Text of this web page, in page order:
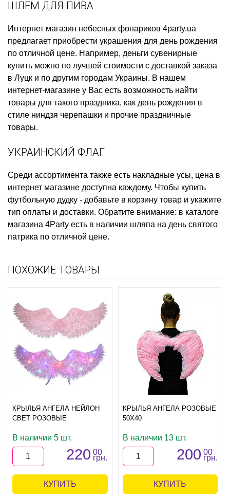
ШЛЕМ ДЛЯ ПИВА
Интернет магазин небесных фонариков 4party.ua
предлагает приобрести украшения для день рождения
по отличной цене. Например, деньги сувенирные
купить можно по лучшей стоимости с доставкой заказа
в Луцк и по другим городам Украины. В нашем
интернет-магазине у Вас есть возможность найти
товары для такого праздника, как день рождения в
стиле ниндзя черепашки и прочие праздничные
товары.
УКРАИНСКИЙ ФЛАГ
Среди ассортимента также есть накладные усы, цена в
интернет магазине доступна каждому. Чтобы купить
футбольную дудку - добавьте в корзину товар и укажите
тип оплаты и доставки. Обратите внимание: в каталоге
магазина 4Party есть в наличии шляпа на день святого
патрика по отличной цене.
ПОХОЖИЕ ТОВАРЫ
КРЫЛЬЯ АНГЕЛА НЕЙЛОН
СВЕТ РОЗОВЫЕ
В наличии 5 шт.
220 00
грн.
КУПИТЬ
КРЫЛЬЯ АНГЕЛА РОЗОВЫЕ
50Х40
В наличии 13 шт.
200 00
грн.
КУПИТЬ